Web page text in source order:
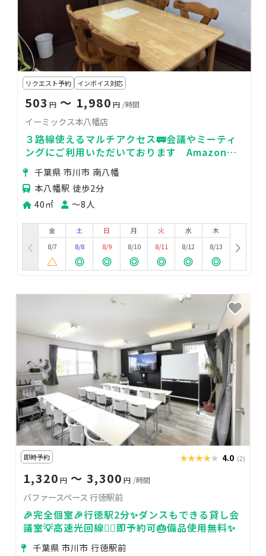
リクエスト予約 インボイス対応
503 円〜 1,980 円 /時間
イーミックス本八幡店
３路線使えるマルチアクセス🚃会議やミーティ
ングにご利用いただいております Amazonプ
ライム利用可能動画
千葉県 市川市 南八幡
本八幡駅 徒歩2分
40㎡
〜8人
金
8/7
土
8/8
日
8/9
月
8/10
火
8/11
水
8/12
木
8/13
即時予約 ★★★★★
★★★★★ 4.0 (2)
1,320 円 〜 3,300 円 /時間
バファースペース 行徳駅前
🎉完全個室🎉行徳駅2分✨ダンスもできる貸し会
議室💡高速光回線🚴‍♂️即予約可🎂備品使用無料✨
千葉県 市川市 行徳駅前